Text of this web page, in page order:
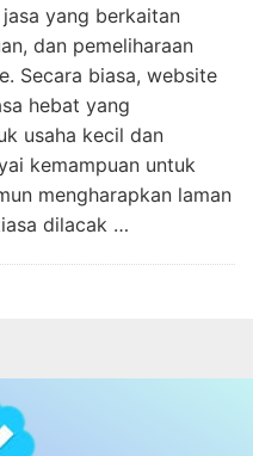
yang berkaitan
dan pemeliharaan
Secara biasa, website
hebat yang
usaha kecil dan
kemampuan untuk
mengharapkan laman
dilacak …